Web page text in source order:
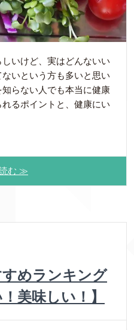
いけど、実はどんないい
いという方も多いと思い
らない人でも本当に健康
るポイントと、健康にい
む ≫
めランキング
美味しい！】